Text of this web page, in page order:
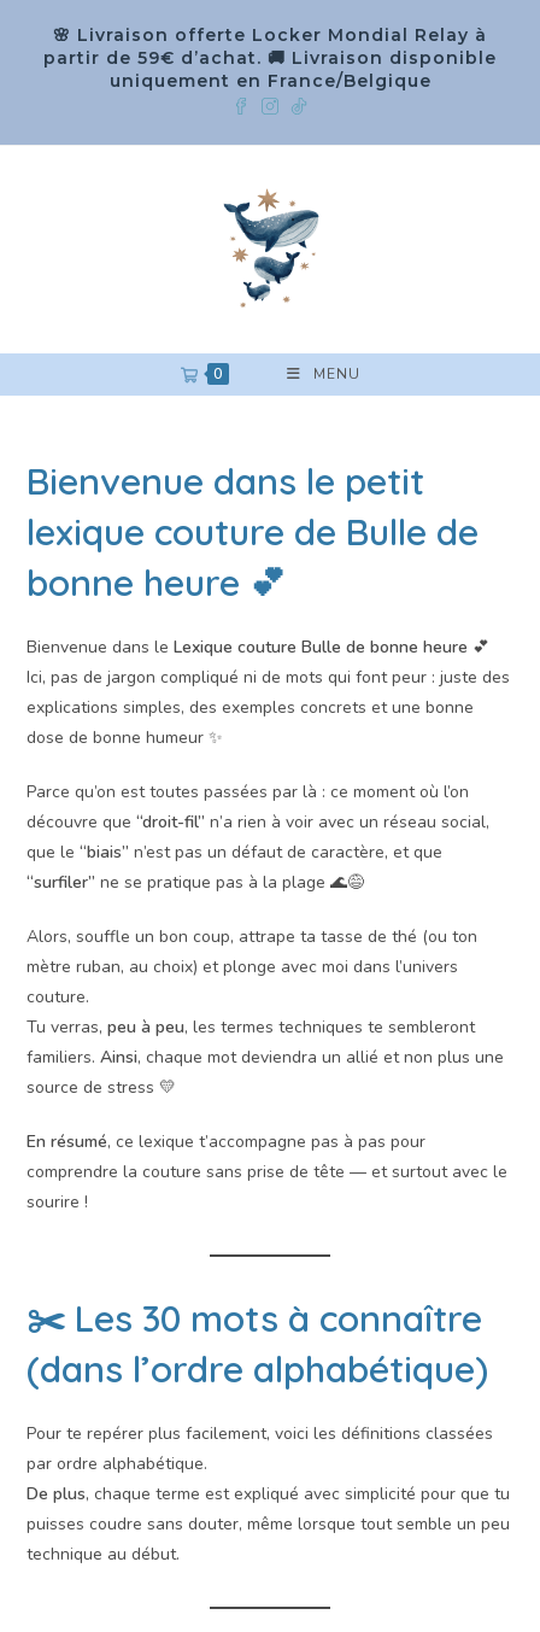
🌸 Livraison offerte Locker Mondial Relay à
partir de 59€ d’achat. 🚚 Livraison disponible
uniquement en France/Belgique
0 MENU
Bienvenue dans le petit
lexique couture de Bulle de
bonne heure 💕
Bienvenue dans leLexique couture Bulle de bonne heure 💕
Ici, pas de jargon compliqué ni de mots qui font peur : juste des
explications simples, des exemples concrets et une bonne
dose de bonne humeur ✨
Parce qu’on est toutes passées par là : ce moment où l’on
découvre que“droit-fil” n’a rien à voir avec un réseau social,
que le“biais” n’est pas un défaut de caractère, et que
“surfiler” ne se pratique pas à la plage 🌊😅
Alors, souffle un bon coup, attrape ta tasse de thé (ou ton
mètre ruban, au choix) et plonge avec moi dans l’univers
couture.
Tu verras,peu à peu, les termes techniques te sembleront
familiers.Ainsi, chaque mot deviendra un allié et non plus une
source de stress 💛
En résumé, ce lexique t’accompagne pas à pas pour
comprendre la couture sans prise de tête — et surtout avec le
sourire !
✂️ Les 30 mots à connaître
(dans l’ordre alphabétique)
Pour te repérer plus facilement, voici les définitions classées
par ordre alphabétique.
De plus, chaque terme est expliqué avec simplicité pour que tu
puisses coudre sans douter, même lorsque tout semble un peu
technique au début.